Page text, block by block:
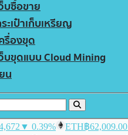
บซื้อขาย
ะเป๋าเก็บเหรียญ
รื่องขุด
บขุดแบบ Cloud Mining
น
▼ 0.39% ETH฿62,009.00